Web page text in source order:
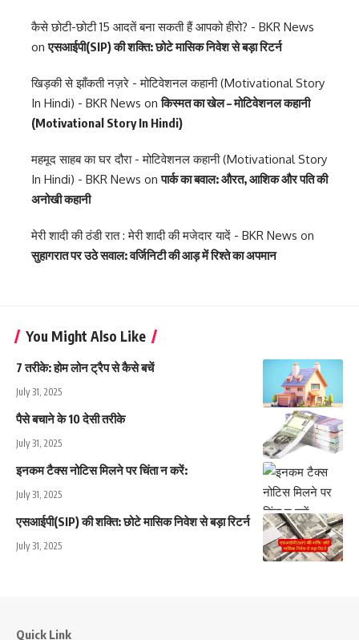
कैसे छोटी-छोटी 15 आदतें बना सकती हैं आपको हीरो? - BKR News
onएसआईपी(SIP) की शक्ति: छोटे मासिक निवेश से बड़ा रिटर्न
खिड़की से झाँकती नज़रे - मोटिवेशनल कहानी (Motivational Story
In Hindi) - BKR News onकिस्मत का खेल – मोटिवेशनल कहानी
(Motivational Story In Hindi)
महमूद साहब का घर दौरा - मोटिवेशनल कहानी (Motivational Story
In Hindi) - BKR News onपार्क का बवाल: औरत, आशिक और पति की
अनोखी कहानी
मेरी शादी की ठंडी रात : मेरी शादी की मजेदार यादें - BKR News on
सुहागरात पर उठे सवाल: वर्जिनिटी की आड़ में रिश्ते का अपमान
You Might Also Like
7 तरीके: होम लोन ट्रैप से कैसे बचें
July 31, 2025
पैसे बचाने के 10 देसी तरीके
July 31, 2025
इनकम टैक्स नोटिस मिलने पर चिंता न करें:
July 31, 2025
एसआईपी(SIP) की शक्ति: छोटे मासिक निवेश से बड़ा रिटर्न
July 31, 2025
Quick Link